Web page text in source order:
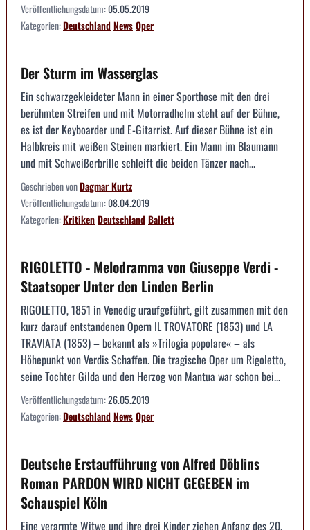
Veröffentlichungsdatum:05.05.2019
Kategorien:DeutschlandNewsOper
Der Sturm im Wasserglas
Ein schwarzgekleideter Mann in einer Sporthose mit den drei
berühmten Streifen und mit Motorradhelm steht auf der Bühne,
es ist der Keyboarder und E-Gitarrist. Auf dieser Bühne ist ein
Halbkreis mit weißen Steinen markiert. Ein Mann im Blaumann
und mit Schweißerbrille schleift die beiden Tänzer nach...
Geschrieben vonDagmar Kurtz
Veröffentlichungsdatum:08.04.2019
Kategorien:KritikenDeutschlandBallett
RIGOLETTO - Melodramma von Giuseppe Verdi -
Staatsoper Unter den Linden Berlin
RIGOLETTO, 1851 in Venedig uraufgeführt, gilt zusammen mit den
kurz darauf entstandenen Opern IL TROVATORE (1853) und LA
TRAVIATA (1853) – bekannt als »Trilogia popolare« – als
Höhepunkt von Verdis Schaffen. Die tragische Oper um Rigoletto,
seine Tochter Gilda und den Herzog von Mantua war schon bei...
Veröffentlichungsdatum:26.05.2019
Kategorien:DeutschlandNewsOper
Deutsche Erstaufführung von Alfred Döblins
Roman PARDON WIRD NICHT GEGEBEN im
Schauspiel Köln
Eine verarmte Witwe und ihre drei Kinder ziehen Anfang des 20.